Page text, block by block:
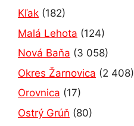
Kľak (182)
Malá Lehota (124)
Nová Baňa (3 058)
Okres Žarnovica (2 408)
Orovnica (17)
Ostrý Grúň (80)